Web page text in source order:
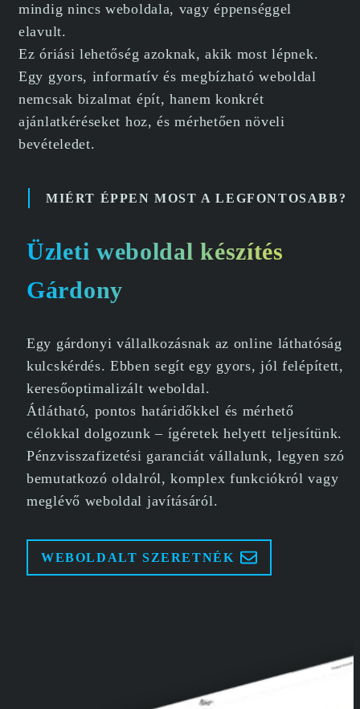
mindig nincs weboldala, vagy éppenséggel
elavult.
Ez óriási lehetőség azoknak, akik most lépnek.
Egy gyors, informatív és megbízható weboldal
nemcsak bizalmat épít, hanem konkrét
ajánlatkéréseket hoz, és mérhetően növeli
bevételedet.
MIÉRT ÉPPEN MOST A LEGFONTOSABB?
Üzleti weboldal készítés
Gárdony
Egy gárdonyi vállalkozásnak az online láthatóság
kulcskérdés. Ebben segít egy gyors, jól felépített,
keresőoptimalizált weboldal.
Átlátható, pontos határidőkkel és mérhető
célokkal dolgozunk – ígéretek helyett teljesítünk.
Pénzvisszafizetési garanciát vállalunk, legyen szó
bemutatkozó oldalról, komplex funkciókról vagy
meglévő weboldal javításáról.
WEBOLDALT SZERETNÉK